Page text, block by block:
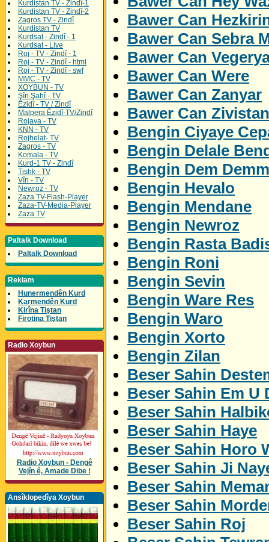
Kurdistan TV - Zindî-1
Kurdistan TV - Zindî-2
Zagros TV - Zindî
Kurdistan TV
Kurdsat - Zindî - 1
Kurdsat - Live
Roj - TV - Zindî - 1
Roj - TV - Zindî - html
Roj - TV - Zindî - swf
MMC - TV
XOYBUN - TV
Şîn Şahî - TV
Êzidî - TV / Zindî
Malpera Êzidî-TV/Zindî
Rojava - TV
KNN - TV
Rojhelat- TV
Zagros - TV
Komala - TV
Kurd-1 TV - Zindî
Tishk - TV
Vîn - TV
Newroz - TV
Zaza TV-Flash-Player
Zaza-TV-Media-Player
Zaza TV
Paltalk Download
Paltalk Download
Reklam
Hunermendên Kurd
Karmendên Kurd
Kirîna Tiştan
Firotina Tiştan
Radio Xoybun
Radio Xoybun - Dengê
Vejîn ê, Amade Dibe !
Ansîklopedîya Xoybun
Bawer Can
Bawer Can Sebra
Bawer Can
Bawer Can Were
Bawer Can Zanyar
Bawer Can
Bengin Ciyaye
Bengin Delale
Bengin Dem
Bengin Hevalo
Bengin Mendane
Bengin Newroz
Bengin Rasta
Bengin Roni
Bengin Sevin
Bengin Ware Res
Bengin Waro
Bengin Xorto
Bengin Zilan
Beser Sahin
Beser Sahin Em U
Beser Sahin
Beser Sahin Haye
Beser Sahin Horo
Beser Sahin Ji
Beser Sahin
Beser Sahin
Beser Sahin Roj